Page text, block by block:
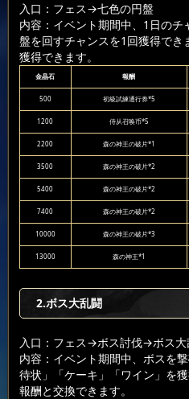
入口：フェス→七色の円盤
内容：イベント期間中、1日の
盤を回すチャンスを1回獲得で
獲得できます。
金晶石 報酬
500 初級試練通行券*5
1200 侍从召唤币*5
2200 森の神王の破片*1
3500 森の神王の破片*2
5400 森の神王の破片*2
7400 森の神王の破片*2
10000 森の神王の破片*3
13000 森の神王*1
2.ボス大乱闘
入口：フェス→ボス討伐→ボス大
内容：イベント期間中、ボスを
待状」「ケーキ」「ワイン」を
報酬と交換できます。